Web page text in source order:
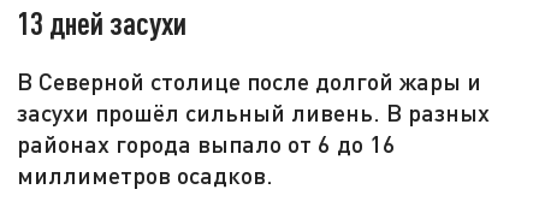
13 дней засухи
В Северной столице после долгой жары и
засухи прошёл сильный ливень. В разных
районах города выпало от 6 до 16
миллиметров осадков.